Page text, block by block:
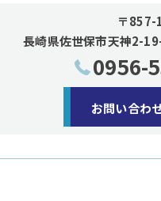
〒857-
長崎県佐世保市天神2-
0956-
お問い合わ